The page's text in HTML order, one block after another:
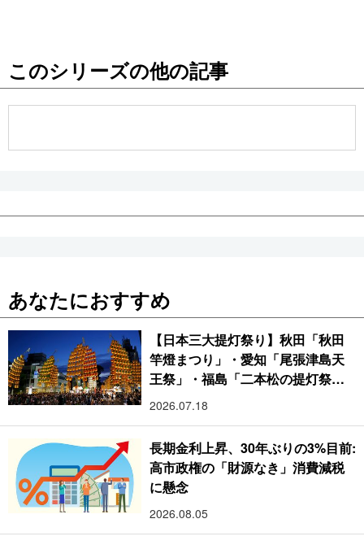
このシリーズの他の記事
あなたにおすすめ
【日本三大提灯祭り】秋田「秋田
竿燈まつり」・愛知「尾張津島天
王祭」・福島「二本松の提灯祭
り」:おびただしい灯火が夜空を照
2026.07.18
長期金利上昇、30年ぶりの3%目前:
高市政権の「財源なき」消費減税
に懸念
2026.08.05